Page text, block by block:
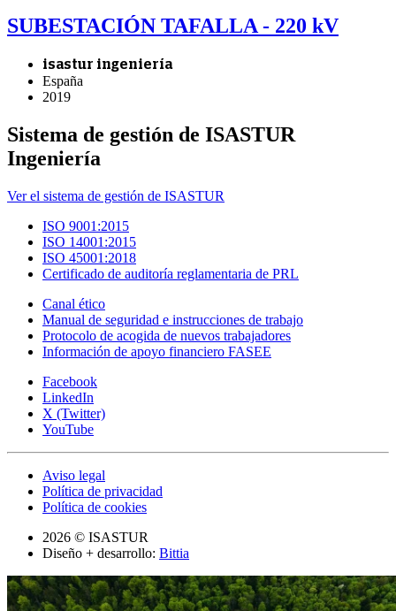
SUBESTACIÓN TAFALLA - 220 kV
isastur ingeniería
España
2019
Sistema de gestión de ISASTUR
Ingeniería
Ver el sistema de gestión de ISASTUR
ISO 9001:2015
ISO 14001:2015
ISO 45001:2018
Certificado de auditoría reglamentaria de PRL
Canal ético
Manual de seguridad e instrucciones de trabajo
Protocolo de acogida de nuevos trabajadores
Información de apoyo financiero FASEE
Facebook
LinkedIn
X (Twitter)
YouTube
Aviso legal
Política de privacidad
Política de cookies
2026 © ISASTUR
Diseño + desarrollo: Bittia